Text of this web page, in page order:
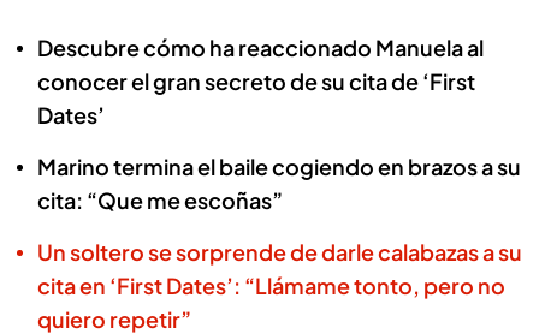
Descubre cómo ha reaccionado Manuela al
conocer el gran secreto de su cita de ‘First
Dates’
Marino termina el baile cogiendo en brazos a su
cita: “Que me escoñas”
Un soltero se sorprende de darle calabazas a su
cita en ‘First Dates’: “Llámame tonto, pero no
quiero repetir”